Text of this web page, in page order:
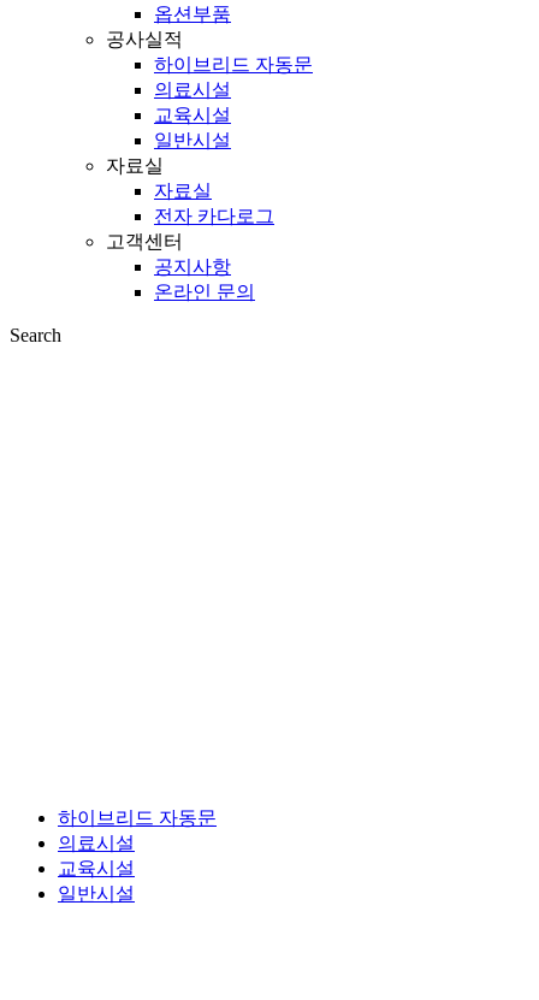
옵션부품
공사실적
하이브리드 자동문
의료시설
교육시설
일반시설
자료실
자료실
전자 카다로그
고객센터
공지사항
온라인 문의
Search
하이브리드 자동문
의료시설
교육시설
일반시설